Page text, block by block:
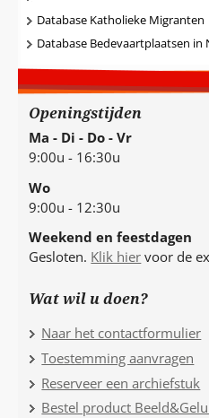
Database Katholieke Migranten
Database Bedevaartplaatsen in
Openingstijden
Ma - Di - Do - Vr
9:00u - 16:30u
Wo
9:00u - 12:30u
Weekend en feestdagen
Gesloten. Klik hier voor de
Wat wil u doen?
Naar het contactformulier
Toestemming aanvragen
Reserveer een archiefstuk
Bestel product